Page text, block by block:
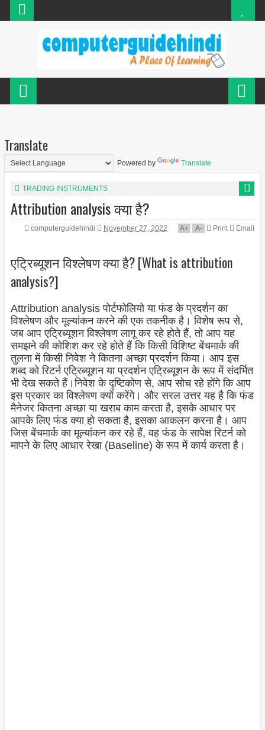
Translate
Powered by Translate
TRADING INSTRUMENTS
Attribution analysis क्या है?
computerguidehindi November 27, 2022 A+ A- Print Email
एट्रिब्यूशन विश्लेषण क्या है? [What is attribution
analysis?]
Attribution analysis पोर्टफोलियो या फंड के प्रदर्शन का
विश्लेषण और मूल्यांकन करने की एक तकनीक है। विशेष रूप से,
जब आप एट्रिब्यूशन विश्लेषण लागू कर रहे होते हैं, तो आप यह
समझने की कोशिश कर रहे होते हैं कि किसी विशिष्ट बेंचमार्क की
तुलना में किसी निवेश ने कितना अच्छा प्रदर्शन किया। आप इस
शब्द को रिटर्न एट्रिब्यूशन या प्रदर्शन एट्रिब्यूशन के रूप में संदर्भित
भी देख सकते हैं।निवेश के दृष्टिकोण से, आप सोच रहे होंगे कि आप
इस प्रकार का विश्लेषण क्यों करेंगे। और सरल उत्तर यह है कि फंड
मैनेजर कितना अच्छा या खराब काम करता है, इसके आधार पर
आपके लिए फंड क्या हो सकता है, इसका आकलन करना है। आप
जिस बेंचमार्क का मूल्यांकन कर रहे हैं, वह फंड के सापेक्ष रिटर्न को
मापने के लिए आधार रेखा (Baseline) के रूप में कार्य करता है।